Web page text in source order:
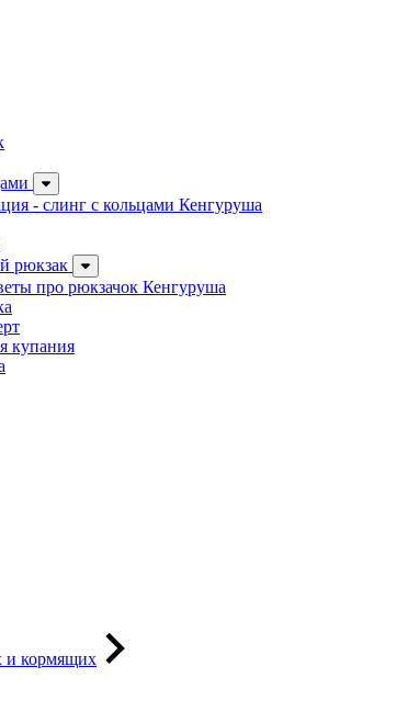
- слинг с кольцами Кенгуруша
рюкзак
про рюкзачок Кенгуруша
купания
и кормящих